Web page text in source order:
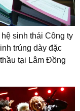
sinh thái Công ty
trúng dày đặc
tại Lâm Đồng